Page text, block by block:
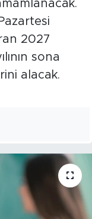
2027
sona
alacak.